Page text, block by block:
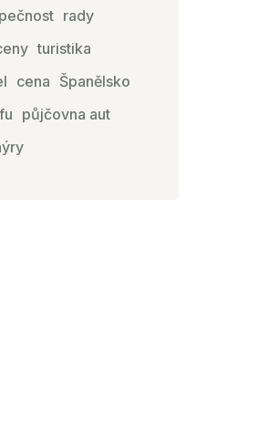
rady
turistika
cena Španělsko
půjčovna aut